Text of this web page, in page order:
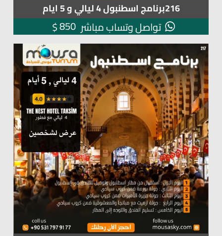
216برنامج اسطنبول 4 ليالي و 5 ايام
تواصل وتساب مباشر $850